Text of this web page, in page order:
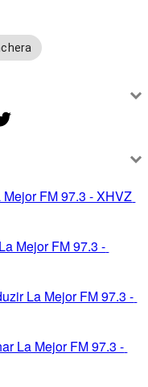
Mejor FM 97.3 - XHVZ
Mejor FM 97.3 -
La Mejor FM 97.3 -
La Mejor FM 97.3 -